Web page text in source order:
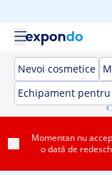
Nevoi cosmetice
Echipament
Momentan nu
o dată de